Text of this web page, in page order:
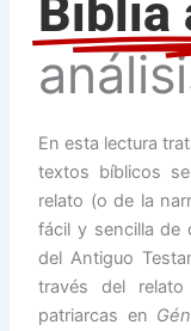
Biblia
En esta lectura
textos bíblicos
relato (o de la
fácil y sencilla de
del Antiguo
través del
patriarcas en